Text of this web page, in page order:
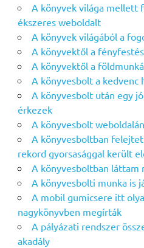
A könyvek világa mellett
ékszeres weboldalt
A könyvek világából a
A könyvektől a
A könyvektől a
A könyvesbolt a kedvenc
A könyvesbolt után egy
érkezek
A könyvesbolt
A könyvesboltban
rekord gyorsasággal került
A könyvesboltban láttam
A könyvesbolti munka is
A mobil gumicsere itt
nagykönyvben megírták
A pályázati rendszer
akadály